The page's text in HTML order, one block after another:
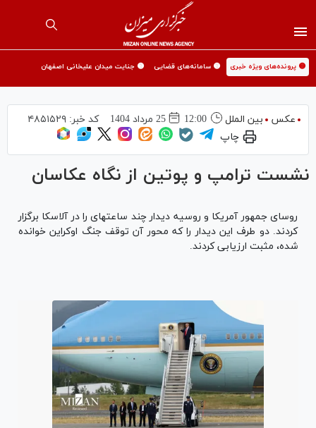
🟡 پرونده‌های ویژه خبری 🟡 سامانه‌های قضایی 🟡 جنایت میدان علیخانی اصفهان
عکس بین الملل 12:00 25 مرداد 1404 کد خبر:۴۸۵۱۵۲۹
چاپ
نشست ترامپ و پوتین از نگاه عکاسان
روسای جمهور آمریکا و روسیه دیدار چند ساعته‎ای را در آلاسکا برگزار
کردند. دو طرف این دیدار را که محور آن توقف جنگ اوکراین خوانده
شده، مثبت ارزیابی کردند.